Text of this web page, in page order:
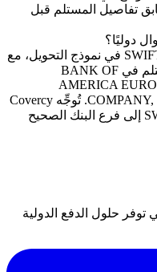
تفاصيل المستلم قبل
أدخل BOFACH2X كرمز SWIFT/BIC في نموذج التحويل، مع
رقم IBAN أو رقم حساب المستلم في BANK OF
AMERICA
COMPANY, DUBLIN, ZURICH BRANCH. تُوجِّه Covercy
Pay المدفوعات عبر شبكة SWIFT إلى فرع البنك الصحيح
توفر حلول الدفع الدولية